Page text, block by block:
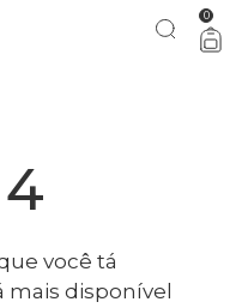
com a gente aproveita! 0
4
você tá
disponível